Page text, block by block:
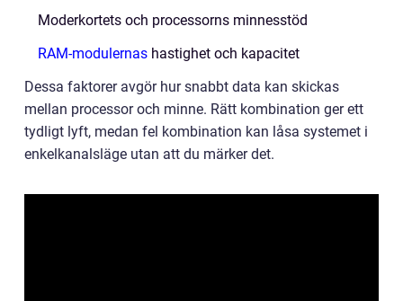
Moderkortets och processorns minnesstöd
RAM-modulernas hastighet och kapacitet
Dessa faktorer avgör hur snabbt data kan skickas
mellan processor och minne. Rätt kombination ger ett
tydligt lyft, medan fel kombination kan låsa systemet i
enkelkanalsläge utan att du märker det.